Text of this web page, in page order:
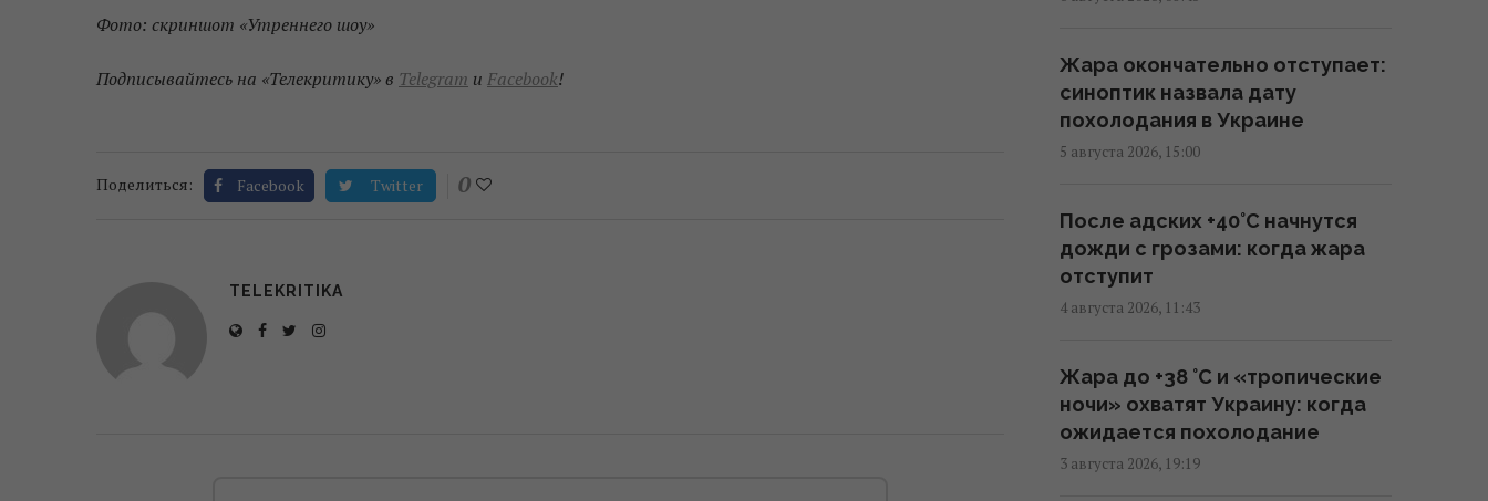
Фото: скриншот «Утреннего шоу»
Подписывайтесь на «Телекритику» в Telegram и Facebook!
Поделиться: Facebook Twitter 0
TELEKRITIKA
11:43 четверг, 06 августа 2026
Число вылетов авиации НАТО
10:47 четверг, 06 августа 2026
Вместо расширения ЕС: экс-
союз
09:29 четверг, 06 августа 2026
Жара окончательно отступает:
синоптик назвала дату
похолодания в Украине
5 августа 2026, 15:00
После адских +40°C начнутся
дожди с грозами: когда жара
отступит
4 августа 2026, 11:43
Жара до +38 °С и «тропические
ночи» охватят Украину: когда
ожидается похолодание
3 августа 2026, 19:19